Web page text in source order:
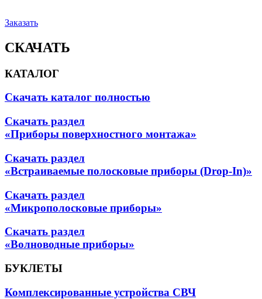
Заказать
СКАЧАТЬ
КАТАЛОГ
Скачать каталог полностью
Скачать раздел
«Приборы поверхностного монтажа»
Скачать раздел
«Встраиваемые полосковые приборы (Drop-In)»
Скачать раздел
«Микрополосковые приборы»
Скачать раздел
«Волноводные приборы»
БУКЛЕТЫ
Комплексированные устройства СВЧ